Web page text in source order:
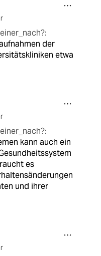
der
etwa
kann auch ein
es
und ihrer